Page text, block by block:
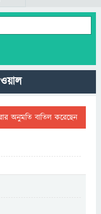
অনুমতি বাতিল করেছেন